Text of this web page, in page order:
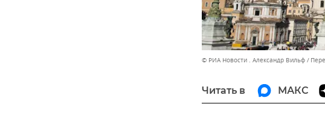
© РИА Новости . Александр Вильф
Читать в МАКС